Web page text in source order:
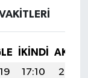
İKINDI
17:10
20:30